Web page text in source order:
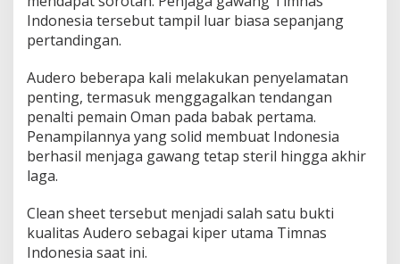
Indonesia tersebut tampil luar biasa sepanjang
pertandingan.
Audero beberapa kali melakukan penyelamatan
penting, termasuk menggagalkan tendangan
penalti pemain Oman pada babak pertama.
Penampilannya yang solid membuat Indonesia
berhasil menjaga gawang tetap steril hingga akhir
laga.
Clean sheet tersebut menjadi salah satu bukti
kualitas Audero sebagai kiper utama Timnas
Indonesia saat ini.